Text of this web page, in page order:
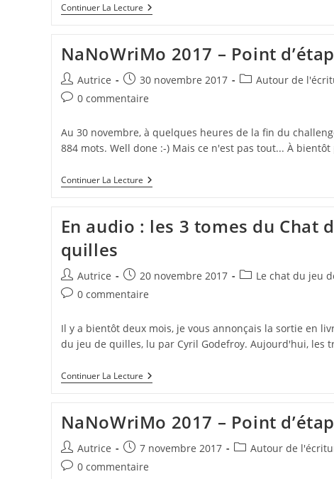
Continuer La LectureCachez-
Moi
Que
Je
Ne
Saurais
Regarder
NaNoWriMo 2017 – Point
Auteur/autrice
de
Autrice
Publication
publiée :
30 novembre 2017
PostAutour de
Commentaires
la
publication :
0 commentaire
Au 30 novembre, à quelques heures de la fin du
884 mots. Well done :-) Mais ce n'est pas tout... À
Continuer La LectureNaNoWriMo
2017
D’étape
N°
En audio : les 3 tomes du Chat
quilles
Auteur/autrice
de
Autrice
Publication
publiée :
20 novembre 2017
PostLe chat du jeu
Commentaires
la
publication :
0 commentaire
Il y a bientôt deux mois, je vous annonçais la sortie en
du jeu de quilles, lu par Cyril Godefroy. Aujourd'hui, les
Continuer La LectureEn
Audio
3
Tomes
Du
Chat
Du
NaNoWriMo 2017 – Point
Auteur/autrice
de
Autrice
Publication
publiée :
7 novembre 2017
PostAutour de
Commentaires
0 commentaire